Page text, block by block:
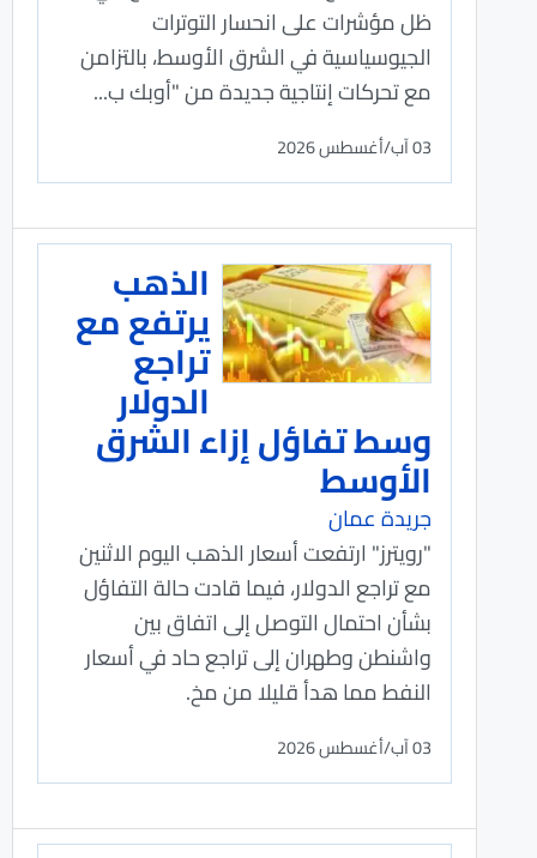
ظل مؤشرات على انحسار التوترات
الجيوسياسية في الشرق الأوسط، بالتزامن
مع تحركات إنتاجية جديدة من "أوبك ب...
03 آب/أغسطس 2026
الذهب
يرتفع مع
تراجع
الدولار
وسط تفاؤل إزاء الشرق
الأوسط
جريدة عمان
"رويترز" ارتفعت أسعار الذهب اليوم الاثنين
مع تراجع الدولار، فيما قادت حالة التفاؤل ​
بشأن احتمال التوصل إلى اتفاق ​بين
واشنطن وطهران إلى تراجع حاد في أسعار
النفط مما هدأ قليلا من مخ.
03 آب/أغسطس 2026